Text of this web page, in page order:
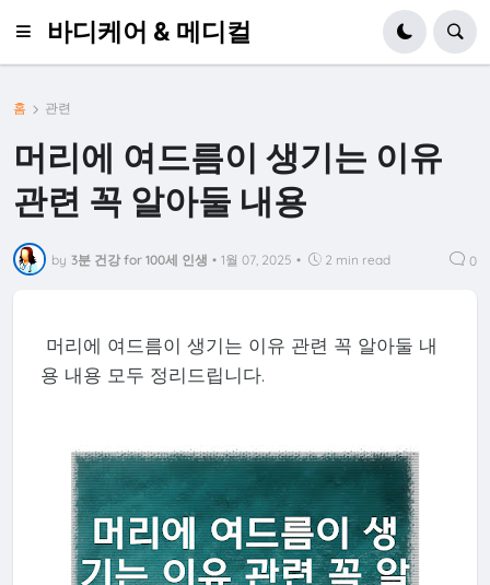
바디케어 & 메디컬
홈 관련
머리에 여드름이 생기는 이유
관련 꼭 알아둘 내용
by 3분 건강 for 100세 인생 • 1월 07, 2025 • 2 min read 0
머리에 여드름이 생기는 이유 관련 꼭 알아둘 내
용 내용 모두 정리드립니다.